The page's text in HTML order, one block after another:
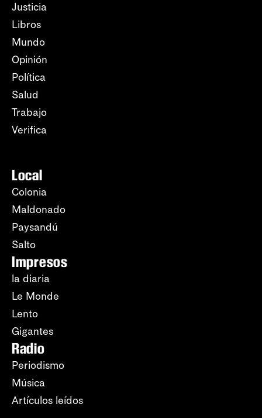
Justicia
Libros
Mundo
Opinión
Política
Salud
Trabajo
Verifica
Local
Colonia
Maldonado
Paysandú
Salto
Impresos
la diaria
Le Monde
Lento
Gigantes
Radio
Periodismo
Música
Artículos leídos